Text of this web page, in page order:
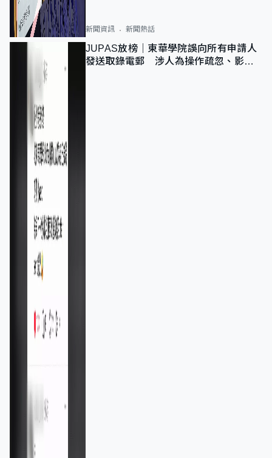
新聞資訊 新聞熱話
JUPAS放榜｜東華學院誤向所有申請人
發送取錄電郵 涉人為操作疏忽、影響